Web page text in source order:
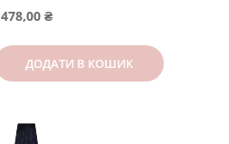
478,00 ₴
ДОДАТИ В КОШИК